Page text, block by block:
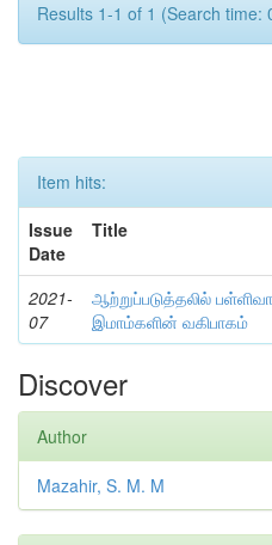
Results 1-1 of 1 (Search time:
Item hits:
Issue
Date
Title
2021-
07
ஆற்றுப்படுத்தலில்
இமாம்களின் வகிபாகம்
Discover
Author
Mazahir, S. M. M